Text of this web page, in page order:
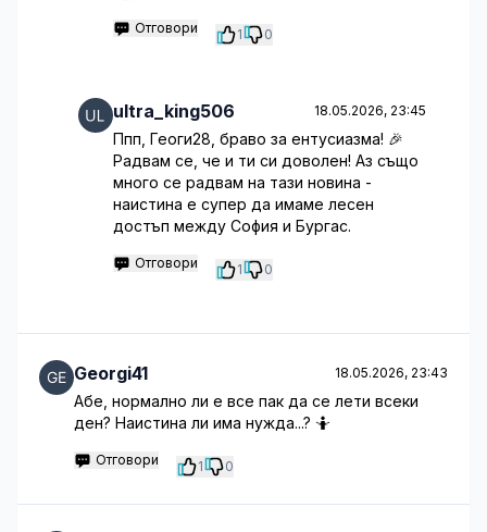
Отговори 1 0
ultra_king506 18.05.2026, 23:45
Ппп, Геоги28, браво за ентусиазма! 🎉
Радвам се, че и ти си доволен! Аз също
много се радвам на тази новина -
наистина е супер да имаме лесен
достъп между София и Бургас.
Отговори 1 0
Georgi41 18.05.2026, 23:43
Абе, нормално ли е все пак да се лети всеки
ден? Наистина ли има нужда...? 🤷
Отговори 1 0